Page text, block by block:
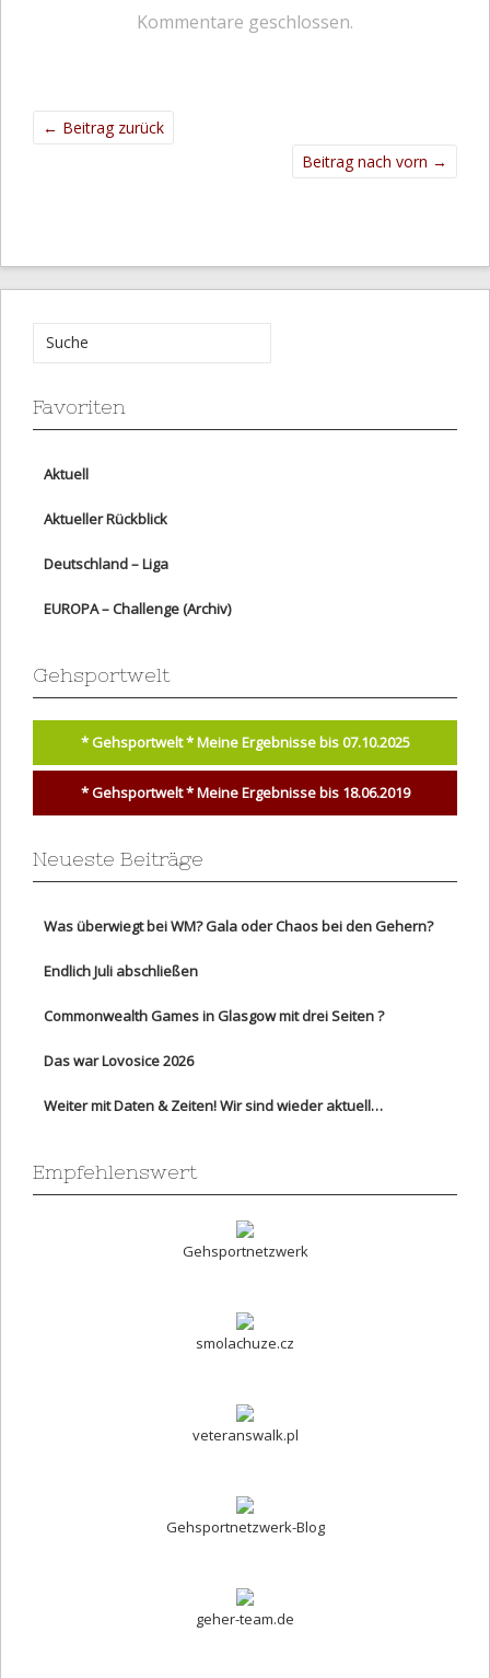
Kommentare geschlossen.
← Beitrag zurück
Beitrag nach vorn →
Favoriten
Aktuell
Aktueller Rückblick
Deutschland – Liga
EUROPA – Challenge (Archiv)
Gehsportwelt
* Gehsportwelt * Meine Ergebnisse bis 07.10.2025
* Gehsportwelt * Meine Ergebnisse bis 18.06.2019
Neueste Beiträge
Was überwiegt bei WM? Gala oder Chaos bei den Gehern?
Endlich Juli abschließen
Commonwealth Games in Glasgow mit drei Seiten ?
Das war Lovosice 2026
Weiter mit Daten & Zeiten! Wir sind wieder aktuell…
Empfehlenswert
Gehsportnetzwerk
smolachuze.cz
veteranswalk.pl
Gehsportnetzwerk-Blog
geher-team.de